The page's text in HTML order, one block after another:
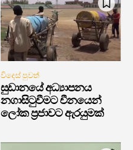
විදෙස් පුවත්
සුඩානයේ අධ්‍යාපනය
නගාසිටුවීමට චීනයෙන්
ලෝක ප්‍රජාවට ඇරයුමක්